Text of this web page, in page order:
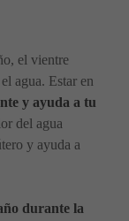
el vientre
agua. Estar en
y ayuda a tu
del agua
y ayuda a
durante la